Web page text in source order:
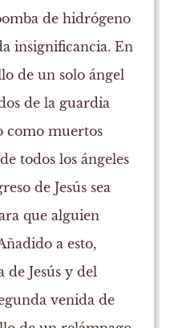
de hidrógeno
insignificancia. En
de un solo ángel
de la guardia
como muertos
todos los ángeles
de Jesús sea
que alguien
a esto,
de Jesús y del
venida de